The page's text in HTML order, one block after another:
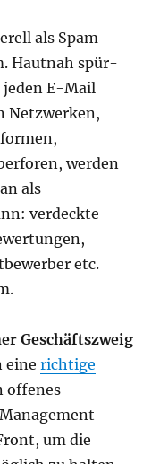
als Spam
Hautnah spür-
E-Mail
Netzwerken,
werden
als
verdeckte
etc.
Geschäftszweig
einerichtige
offenes
um die